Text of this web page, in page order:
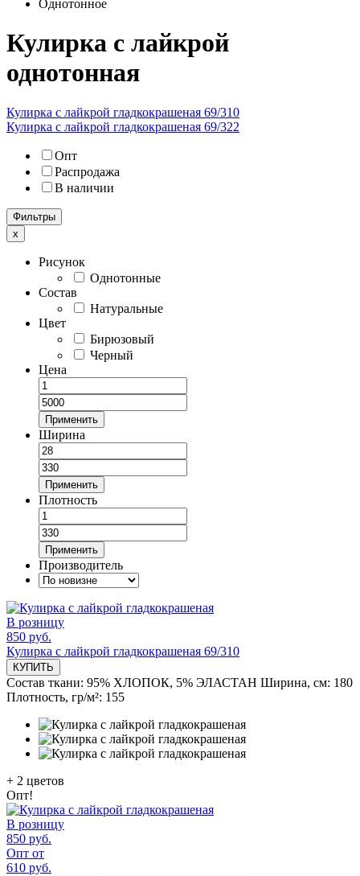
Однотонное
Кулирка с лайкрой
однотонная
Кулирка с лайкрой гладкокрашеная 69/310
Кулирка с лайкрой гладкокрашеная 69/322
Опт
Распродажа
В наличии
Фильтры
x
Рисунок
Однотонные
Состав
Натуральные
Цвет
Бирюзовый
Черный
Цена
Применить
Ширина
Применить
Плотность
Применить
Производитель
В розницу
850 руб.
Кулирка с лайкрой гладкокрашеная 69/310
КУПИТЬ
Состав ткани: 95% ХЛОПОК, 5% ЭЛАСТАН Ширина, см: 180
Плотность, гр/м²: 155
+ 2 цветов
Опт!
В розницу
850 руб.
Опт от
610 руб.